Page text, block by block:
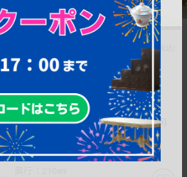
¥198,000 (税込)
¥188,100 (税込)
R-086025
和製ヴィンテージ アンティーク調
引き出し100杯の薬箪笥 (R-086025)
幅：830㎜